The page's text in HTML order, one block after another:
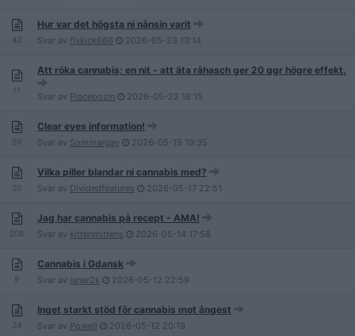
43
Hur var det högsta ni nånsin varit
Svar av flykick666 2026-05-23 13:14
11
Att röka cannabis; en nit - att äta råhasch ger 20 ggr högre effekt.
Svar av Placebozin 2026-05-22 18:15
59
Clear eyes information!
Svar av Sommargay 2026-05-19 19:35
20
Vilka piller blandar ni cannabis med?
Svar av Dividedfeatures 2026-05-17 22:51
208
Jag har cannabis på recept - AMA!
Svar av kittenmittens 2026-05-14 17:58
9
Cannabis i Gdansk
Svar av janer2k 2026-05-12 22:59
24
Inget starkt stöd för cannabis mot ångest
Svar av Powell 2026-05-12 20:19